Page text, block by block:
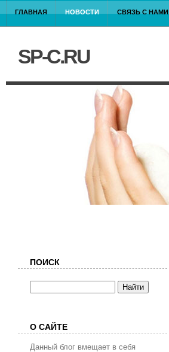
ГЛАВНАЯ НОВОСТИ СВЯЗЬ С НАМИ
SP-C.RU
ПОИСК
О САЙТЕ
Данный блог вмещает в себя